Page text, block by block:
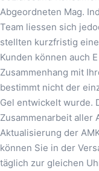
Abgeordneten Mag.
Team liessen sich
stellten kurzfristig
Kunden können auch
Zusammenhang mit
bestimmt nicht der
Gel entwickelt wurde.
Zusammenarbeit aller
Aktualisierung der
können Sie in der
täglich zur gleichen